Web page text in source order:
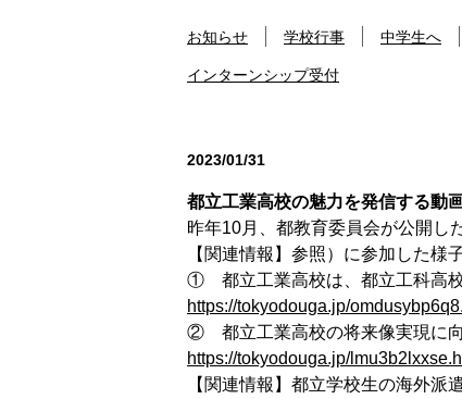
お知らせ 学校行事 中学生へ
インターンシップ受付
2023/01/31
都立工業高校の魅力を発信する動
昨年10月、都教育委員会が公開し
【関連情報】参照）に参加した様
① 都立工業高校は、都立工科高校
https://tokyodouga.jp/
② 都立工業高校の将来像実現に向
https://tokyodouga.jp/
【関連情報】都立学校生の海外派